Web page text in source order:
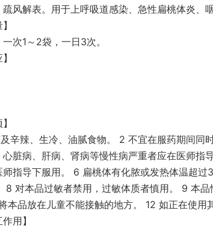
风解表。用于上呼吸道感染、急性扁桃体炎、
次1～2袋，一日3次。
辛辣、生冷、油腻食物。 2 不宜在服药期间
心脏病、肝病、肾病等慢性病严重者应在医师
师指导下服用。 6 扁桃体有化脓或发热体温超
8 对本品过敏者禁用，过敏体质者慎用。 9 本
本品放在儿童不能接触的地方。 12 如正在使用
用】